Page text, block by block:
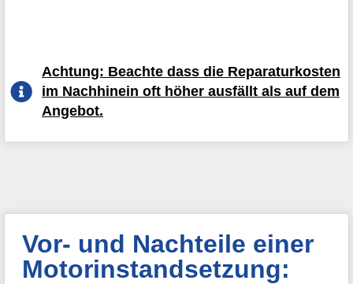
Achtung: Beachte dass die Reparaturkosten
im Nachhinein oft höher ausfällt als auf dem
Angebot.
Vor- und Nachteile einer
Motorinstandsetzung: